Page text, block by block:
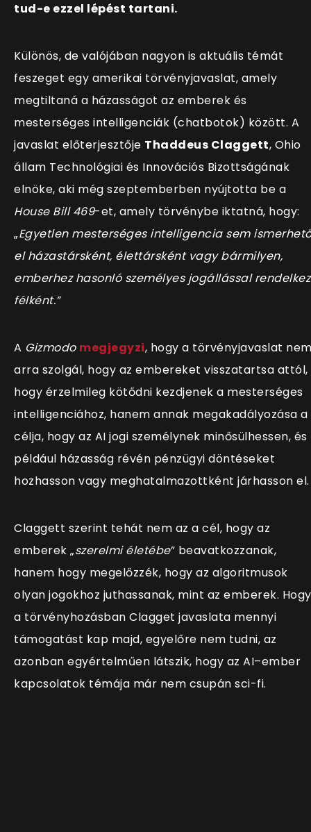
tud-e ezzel lépést tartani.
Különös, de valójában nagyon is aktuális témát
feszeget egy amerikai törvényjavaslat, amely
megtiltaná a házasságot az emberek és
mesterséges intelligenciák (chatbotok) között. A
javaslat előterjesztője Thaddeus Claggett, Ohio
állam Technológiai és Innovációs Bizottságának
elnöke, aki még szeptemberben nyújtotta be a
House Bill 469-et, amely törvénybe iktatná, hogy:
„Egyetlen mesterséges intelligencia sem
el házastársként, élettársként vagy bármilyen,
emberhez hasonló személyes jogállással
félként.”
A Gizmodo megjegyzi, hogy a törvényjavaslat
arra szolgál, hogy az embereket visszatartsa attól,
hogy érzelmileg kötődni kezdjenek a mesterséges
intelligenciához, hanem annak megakadályozása a
célja, hogy az AI jogi személynek minősülhessen, és
például házasság révén pénzügyi döntéseket
hozhasson vagy meghatalmazottként járhasson el.
Claggett szerint tehát nem az a cél, hogy az
emberek „szerelmi életébe” beavatkozzanak,
hanem hogy megelőzzék, hogy az algoritmusok
olyan jogokhoz juthassanak, mint az emberek. Hogy
a törvényhozásban Clagget javaslata mennyi
támogatást kap majd, egyelőre nem tudni, az
azonban egyértelműen látszik, hogy az AI–ember
kapcsolatok témája már nem csupán sci-fi.